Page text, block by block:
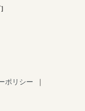
ポリシー
｜